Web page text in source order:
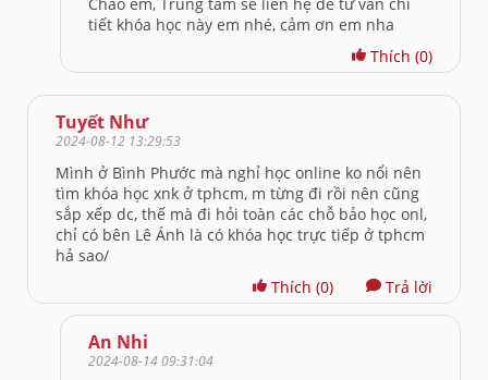
tiết khóa học này em nhé, cảm ơn em nha
Thích (0)
Tuyết Như
2024-08-12 13:29:53
Mình ở Bình Phước mà nghỉ học online ko nổi nên
tìm khóa học xnk ở tphcm, m từng đi rồi nên cũng
sắp xếp dc, thế mà đi hỏi toàn các chỗ bảo học onl,
chỉ có bên Lê Ánh là có khóa học trực tiếp ở tphcm
hả sao/
Thích (0) Trả lời
An Nhi
2024-08-14 09:31:04